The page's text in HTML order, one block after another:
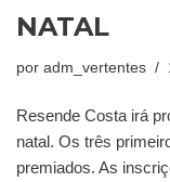
NATAL
por adm_vertentes
Resende Costa irá
natal. Os três
premiados. As